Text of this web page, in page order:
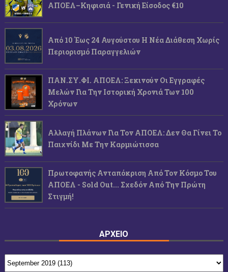
ΑΠΟΕΛ–Κηφισιά - Γενική Είσοδος €10
Από 10 Έως 24 Αυγούστου Η Νέα Διάθεση Χωρίς
Περιορισμό Παραγγελιών
ΠΑΝ.ΣΥ.ΦΙ. ΑΠΟΕΛ: Ξεκινούν Οι Εγγραφές
Μελών Για Την Ιστορική Χρονιά Των 100
Χρόνων
Αλλαγή Πλάνων Για Τον ΑΠΟΕΛ: Δεν Θα Γίνει Το
Παιχνίδι Με Την Καρμιώτισσα
Πρωτοφανής Ανταπόκριση Από Τον Κόσμο Του
ΑΠΟΕΛ - Sold Out... Σχεδόν Από Την Πρώτη
Στιγμή!
ΑΡΧΕΙΟ